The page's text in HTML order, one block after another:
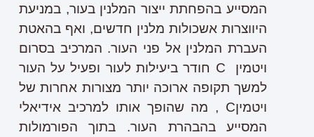
המסייע בהפחתת ייצור המלנין בעור, במניעת
היווצרות אשכולות מלנין חדשים, ואף בהאטת
העברת המלנין אל פני העור. המרכיב בסרום
ויטמין C חודר ביעילות לעור ופעיל על העור
למשך תקופה ארוכה יותר מצורות אחרות של
ויטמיןC , מה שהופך אותו למרכיב אידיאלי
המסייע בהבהרת העור. בתוך הפורמולות